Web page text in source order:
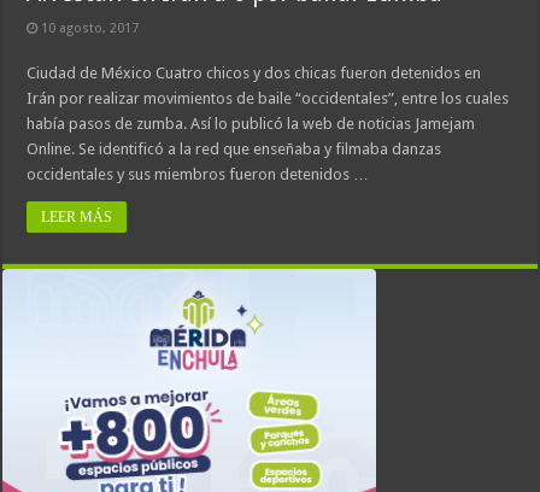
10 agosto, 2017
Ciudad de México Cuatro chicos y dos chicas fueron detenidos en
Irán por realizar movimientos de baile “occidentales”, entre los cuales
había pasos de zumba. Así lo publicó la web de noticias Jamejam
Online. Se identificó a la red que enseñaba y filmaba danzas
occidentales y sus miembros fueron detenidos …
LEER MÁS